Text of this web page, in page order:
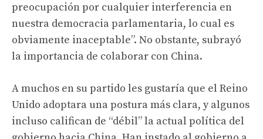
preocupación por cualquier interferencia en
nuestra democracia parlamentaria, lo cual es
obviamente inaceptable”. No obstante, subrayó
la importancia de colaborar con China.
A muchos en su partido les gustaría que el Reino
Unido adoptara una postura más clara, y algunos
incluso califican de “débil” la actual política del